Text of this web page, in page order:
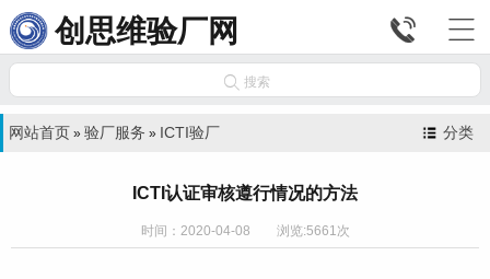
创思维验厂网 

 搜索
分类
网站首页 » 验厂服务 » ICTI验厂
ICTI认证审核遵行情况的方法
时间：2020-04-08 浏览:5661次